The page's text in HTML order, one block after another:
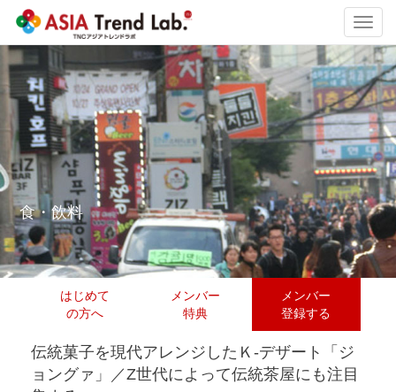
食・飲料
はじめて
の方へ
メンバー
特典
メンバー
登録する
伝統菓子を現代アレンジしたＫ-デザート「ジ
ョングァ」／Z世代によって伝統茶屋にも注目